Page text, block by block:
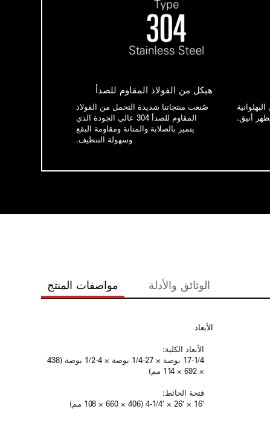
هيكل من الفولاذ المقاوم للصدأ
صُنعت منتجاتنا شديدة التحمل من الفولاذ
المقاوم للصدأ 304 عالي الجودة الذي
يتميز بالصلابة والمتانة ومقاومة البقع
وسهولة التنظيف.
أنيق.
مواصفات المنتج الوثائق والأدلة
الأبعاد
الأبعاد الكلية:
17-1/4 بوصة × 27-1/4 بوصة × 4-1/2 بوصة (438
× 692 × 114 مم)
فتحة الحائط:
16′ × 26′ × 4-1/4′ (406 × 660 × 108 مم)